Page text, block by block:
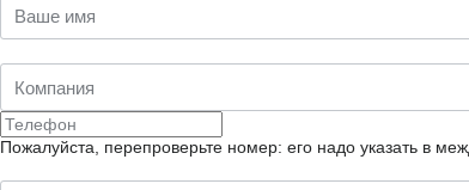
Пожалуйста, перепроверьте номер: его надо указать в